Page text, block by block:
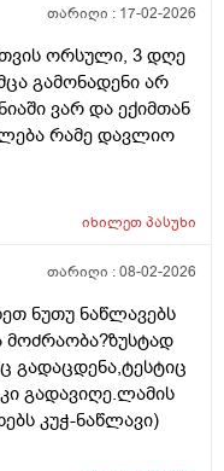
თარიღი : 17-02-2026
ორსული, 3 დღე
გამონადენი არ
ვარ და ექიმთან
რამე დავლიო
იხილეთპასუხი
თარიღი :08-02-2026
ნუთუ ნაწლავებს
მოძრაობა?ზუსტად
გადაცდენა,ტესტიც
გადავიღე.ლამის
კუჭ-ნაწლავი)